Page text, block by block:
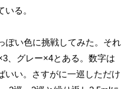
る。
ぽい色に挑戦してみた。それ
、グレー×4とある。数字は
いい。さすがに一巡しただけ